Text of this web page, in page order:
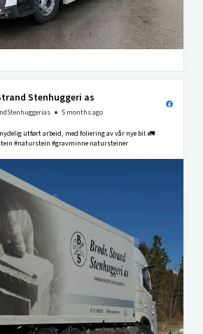
Stenhuggeri as
5 months ago
utført arbeid, med foliering av vår nye bil.🚛
#naturstein #gravminne natursteiner